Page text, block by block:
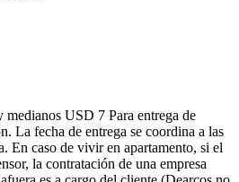
medianos USD 7 Para entrega de
La fecha de entrega se coordina a las
En caso de vivir en apartamento, si el
la contratación de una empresa